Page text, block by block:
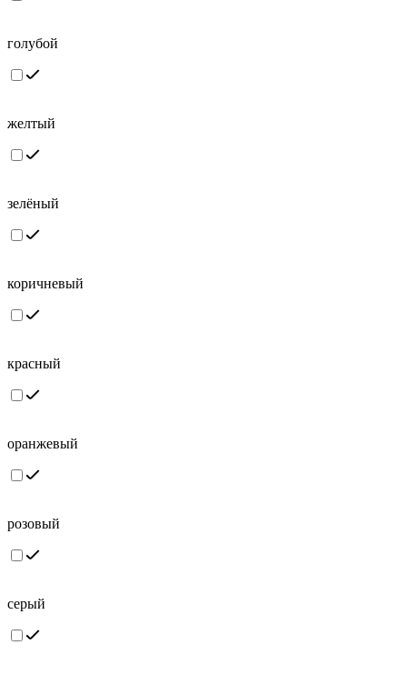
голубой
желтый
зелёный
коричневый
красный
оранжевый
розовый
серый